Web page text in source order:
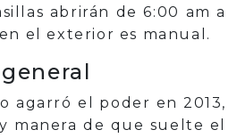
abrirán de 6:00 am a
el exterior es manual.
agarró el poder en 2013,
manera de que suelte el